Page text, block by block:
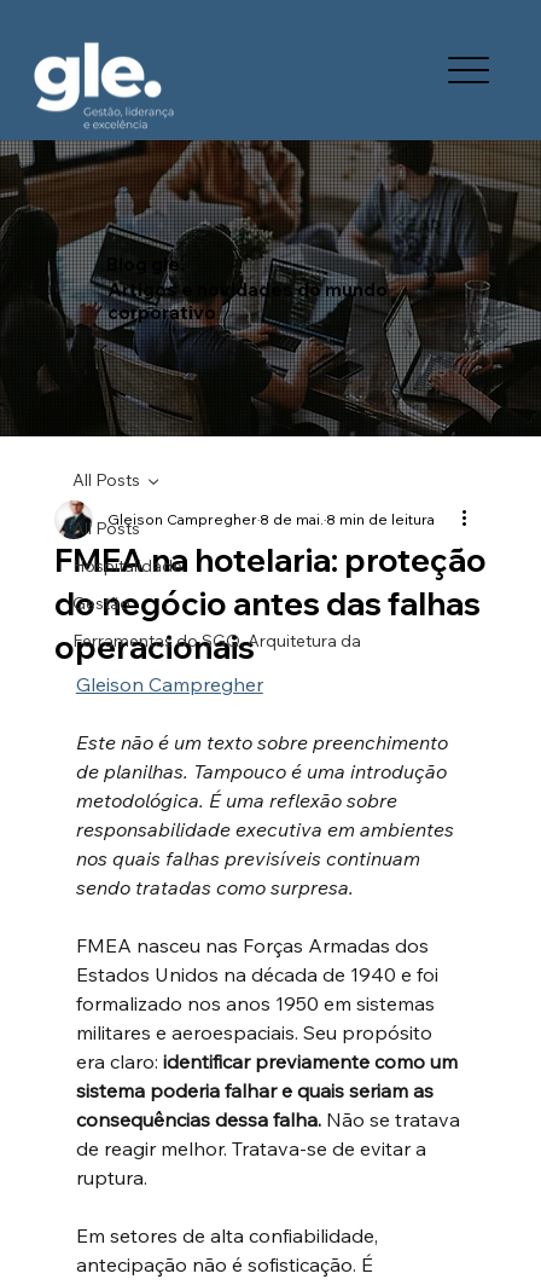
Blog gle.
Artigos e novidades do mundo
corporativo
All Posts
Hospitalidade
Gestão
Ferramentas do SGQ. Arquitetura da
All Posts
FMEA na hotelaria: proteção
do negócio antes das falhas
operacionais
Gleison Campregher8 de mai. 8 min de leitura
Gleison Campregher
Este não é um texto sobre preenchimento
de planilhas. Tampouco é uma introdução
metodológica. É uma reflexão sobre
responsabilidade executiva em ambientes
nos quais falhas previsíveis continuam
sendo tratadas como surpresa.
FMEA nasceu nas Forças Armadas dos
Estados Unidos na década de 1940 e foi
formalizado nos anos 1950 em sistemas
militares e aeroespaciais. Seu propósito
era claro: identificar previamente como um
sistema poderia falhar e quais seriam as
consequências dessa falha. Não se tratava
de reagir melhor. Tratava-se de evitar a
ruptura.
Em setores de alta confiabilidade,
antecipação não é sofisticação. É